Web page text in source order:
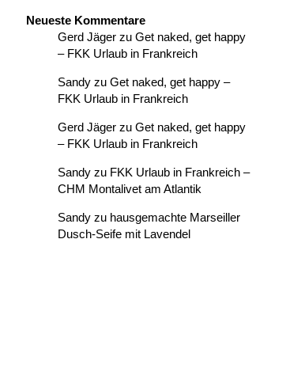
Neueste Kommentare
Gerd Jägerzu Get naked, get happy
– FKK Urlaub in Frankreich
Sandyzu Get naked, get happy –
FKK Urlaub in Frankreich
Gerd Jägerzu Get naked, get happy
– FKK Urlaub in Frankreich
Sandyzu FKK Urlaub in Frankreich –
CHM Montalivet am Atlantik
Sandyzu hausgemachte Marseiller
Dusch-Seife mit Lavendel